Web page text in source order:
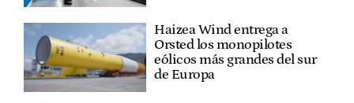
Haizea Wind entrega a
Orsted los monopilotes
eólicos más grandes del sur
de Europa